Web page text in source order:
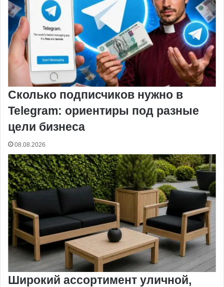
Сколько подписчиков нужно в
Telegram: ориентиры под разные
цели бизнеса
08.08.2026
Широкий ассортимент уличной,